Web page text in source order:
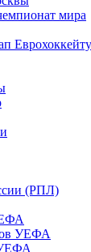
мира
(РПЛ)
УЕФА